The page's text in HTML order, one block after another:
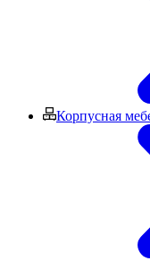
Корпусная